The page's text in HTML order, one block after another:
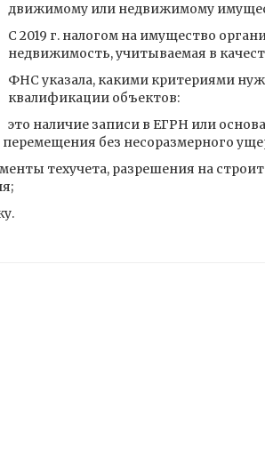
движимому или недвижимому
С 2019 г. налогом на имущество
недвижимость, учитываемая в
ФНС указала, какими критериями
квалификации объектов:
это наличие записи в ЕГРН или
без несоразмерного
техучета, разрешения на